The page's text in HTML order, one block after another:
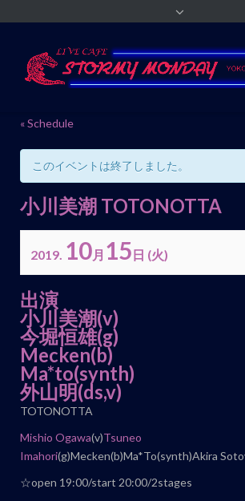
« Schedule
このイベントは終了しました。
小川美潮 TOTONOTTA
2019. 10月 15日 (火)
イ
ベ
ン
ト
ナ
ビ
ー
ョ
出演
小川美潮(v)
今堀恒雄(g)
Mecken(b)
Ma*to(synth)
外山明(ds,v)
TOTONOTTA
Mishio Ogawa(v)Tsuneo
Imahori(g)Mecken(b)Ma*To(synth)Akira
☆open 19:00/start 20:00/2stages